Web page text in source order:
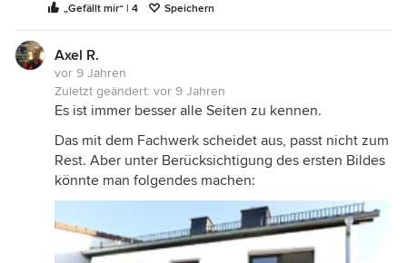
„Gefällt mir“ | 4 Speichern
Axel R.
vor 9 Jahren
Zuletzt geändert: vor 9 Jahren
Es ist immer besser alle Seiten zu kennen.
Das mit dem Fachwerk scheidet aus, passt nicht zum
Rest. Aber unter Berücksichtigung des ersten Bildes
könnte man folgendes machen: